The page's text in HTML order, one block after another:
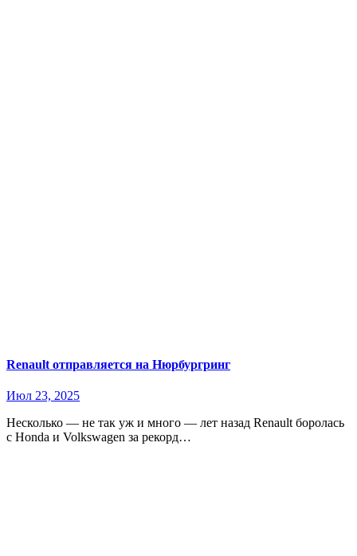
Renault отправляется на Нюрбургринг
Июл 23, 2025
Несколько — не так уж и много — лет назад Renault боролась
с Honda и Volkswagen за рекорд…